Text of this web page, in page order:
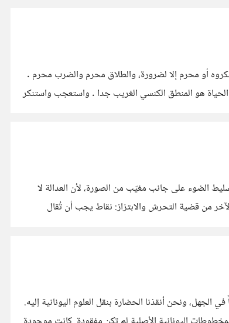
أو محرم إلا لضرورة، والطلاق محرم والضرب محرم .
وهذا يتعارض مع القرآن و مع فعل النبي الذي تزوج كثيرا . التعدد ليس عيباً يحتاج إلى تبرير. بل هو ميزة تحررية. حبس الرجل مع امرأة واحدة مدى الحياة هو المنطق الكنسي الغريب جدا . واستعجب واستنكر
الضوء على جانب مغيّب من الصورة، لأن العدالة لا
من قضية التحرش والابتزاز: نقاط يجب أن تُقال
ونحن أنقذنا الحضارة بنقل العلوم اليونانية إليه.